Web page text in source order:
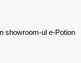
showroom-ul e-Potion